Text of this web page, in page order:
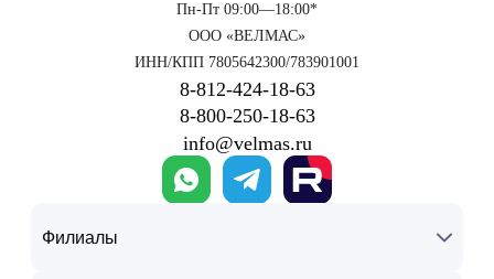
Пн-Пт 09:00—18:00*
ООО «ВЕЛМАС»
ИНН/КПП 7805642300/783901001
8‑812‑424‑18‑63
8‑800‑250‑18‑63
info@velmas.ru
Филиалы